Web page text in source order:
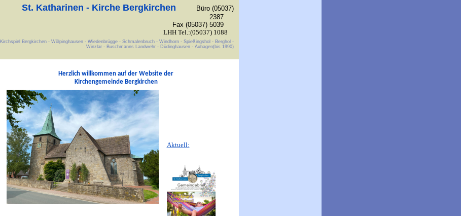
St. Katharinen - Kirche Bergkirchen
Büro (05037)
2387
Fax (05037) 5039
LHH Tel.:(05037) 1088
Kirchspiel Bergkirchen - Wölpinghausen - Wiedenbrügge - Schmalenbruch - Windhorn - Spießingshol - Berghol -
Winzlar - Buschmanns Landwehr - Düdinghausen - Auhagen(bis 1990)
Herzlich willkommen auf der Website der
Kirchengemeinde Bergkirchen
Aktuell: